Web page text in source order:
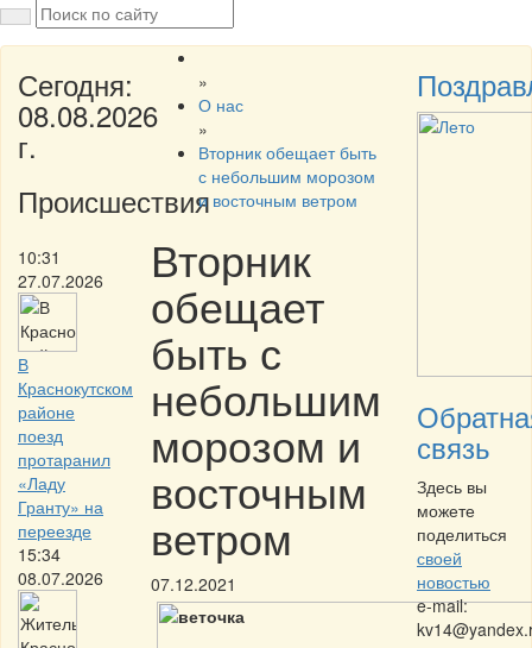
Сегодня:
08.08.2026
г.
Происшествия
10:31
27.07.2026
В
Краснокутском
районе
поезд
протаранил
«Ладу
Гранту» на
переезде
15:34
08.07.2026
»
О нас
»
Вторник обещает быть
с небольшим морозом
и восточным ветром
Вторник
обещает
быть с
небольшим
морозом и
восточным
ветром
07.12.2021
связь
Здесь вы
можете
поделиться
своей
новостью
e-mail: